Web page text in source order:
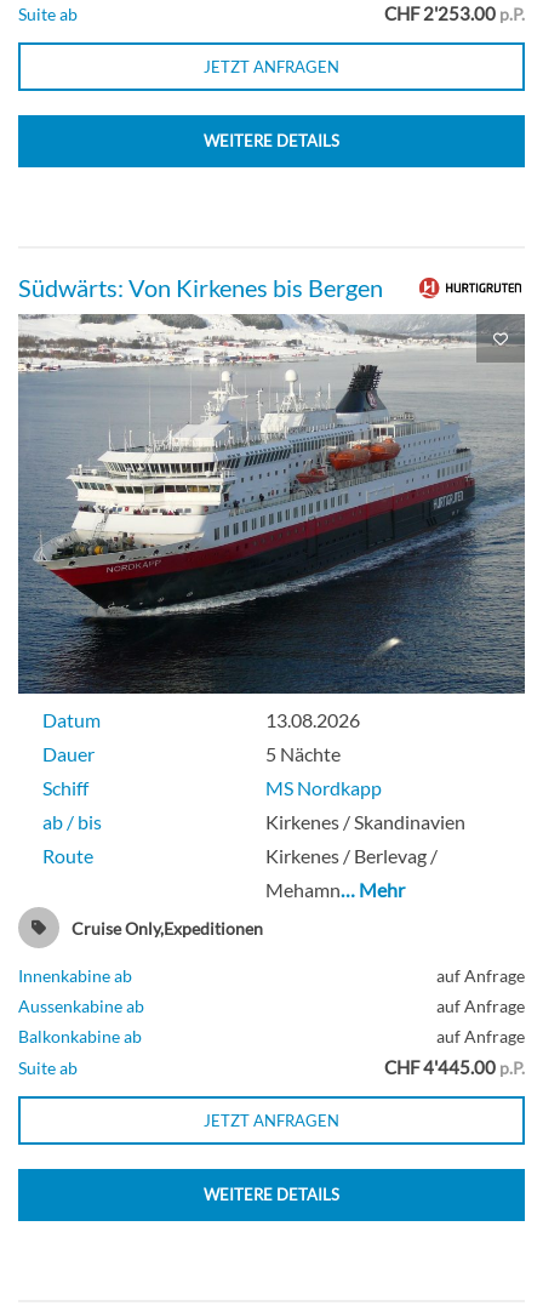
Suite ab CHF 2'253.00 p.P.
JETZT ANFRAGEN
WEITERE DETAILS
Südwärts: Von Kirkenes bis Bergen
Datum
13.08.2026
Dauer
5 Nächte
Schiff
MS Nordkapp
ab / bis
Kirkenes / Skandinavien
Route
Kirkenes / Berlevag /
Mehamn… Mehr
Cruise Only,Expeditionen
Innenkabine ab
auf Anfrage
Aussenkabine ab
auf Anfrage
Balkonkabine ab
auf Anfrage
Suite ab
CHF 4'445.00 p.P.
JETZT ANFRAGEN
WEITERE DETAILS